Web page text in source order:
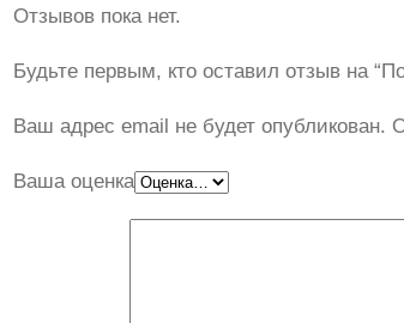
Отзывов пока нет.
Будьте первым, кто оставил отзыв на
Ваш адрес email не будет опубликован.
Ваша оценка